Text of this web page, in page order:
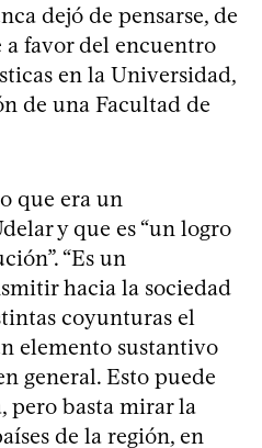
dejó de pensarse, de
a favor del encuentro
en la Universidad,
de una Facultad de
que era un
y que es “un logro
“Es un
hacia la sociedad
coyunturas el
elemento sustantivo
general. Esto puede
pero basta mirar la
de la región, en